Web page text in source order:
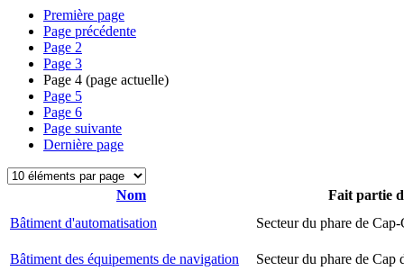
Première page
Page précédente
Page 2
Page 3
Page 4 (page actuelle)
Page 5
Page 6
Page suivante
Dernière page
Nom
Fait partie
Bâtiment d'automatisation
Secteur du phare de Cap-
Bâtiment des équipements de navigation Secteur du phare de Cap